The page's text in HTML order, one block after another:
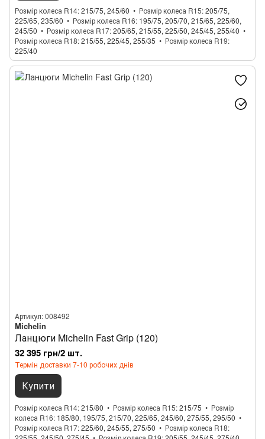
Розмір колеса R14 215/75, 245/60 Розмір колеса R15 205/75,
225/65, 235/60
Розмір колеса R16 195/75, 205/70, 215/65, 225/60,
245/50
Розмір колеса R17 205/65, 215/55, 225/50, 245/45, 255/40
Розмір колеса R18 215/55, 225/45, 255/35
Розмір колеса R19
225/40
Артикул: 008492
Michelin
Ланцюги Michelin Fast Grip (120)
32 395 грн/2 шт.
Термін доставки 7-10 робочих днів
Купити
Розмір колеса R14 215/80 Розмір колеса R15 215/75
Розмір
колеса R16 185/80, 195/75, 215/70, 225/65, 245/60, 275/55, 295/50
Розмір колеса R17 225/60, 245/55, 275/50
Розмір колеса R18